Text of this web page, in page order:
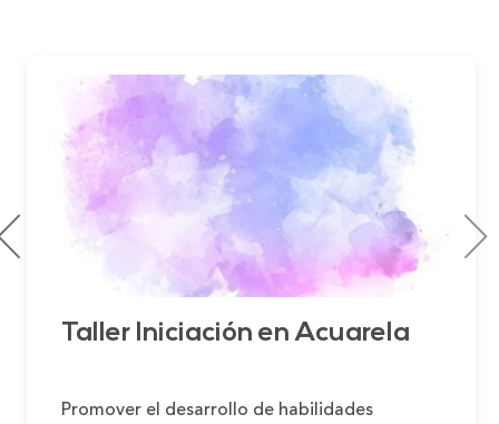
Taller Iniciación en Acuarela
Promover el desarrollo de habilidades